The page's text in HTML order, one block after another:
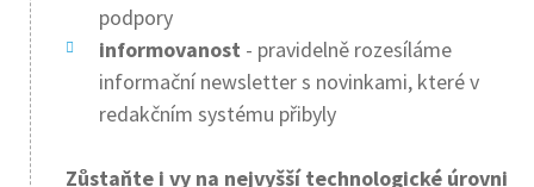
podpory
informovanost - pravidelně rozesíláme
informační newsletter s novinkami, které v
redakčním systému přibyly
Zůstaňte i vy na nejvyšší technologické úrovni